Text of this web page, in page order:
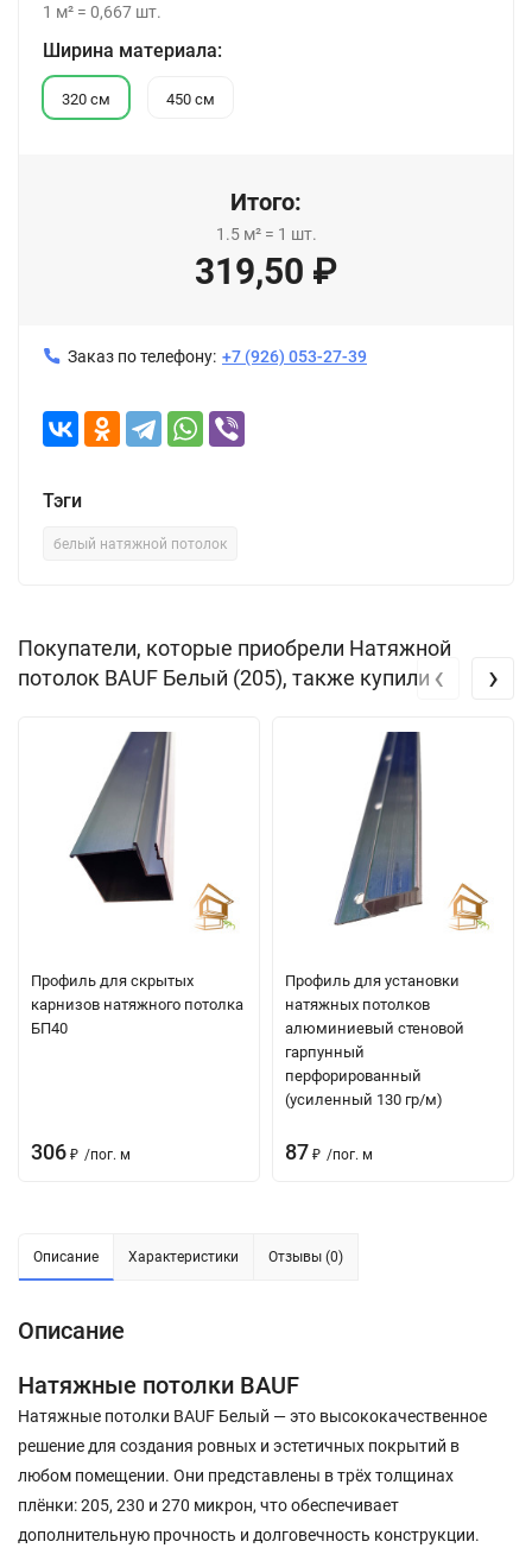
1 м² = 0,667 шт.
Ширина материала:
320 см 450 см
Итого:
1.5м²= 1 шт.
319,50 ₽
Заказ по телефону: +7 (926) 053-27-39
Тэги
белый натяжной потолок
Покупатели, которые приобрели Натяжной
потолок BAUF Белый (205), также купили
Профиль для скрытых
карнизов натяжного потолка
БП40
306 ₽ /пог. м
Профиль для установки
натяжных потолков
алюминиевый стеновой
гарпунный
перфорированный
(усиленный 130 гр/м)
87 ₽ /пог. м
‹ ›
Описание Характеристики Отзывы (0)
Описание
Натяжные потолки BAUF
Натяжные потолки BAUF Белый — это высококачественное
решение для создания ровных и эстетичных покрытий в
любом помещении. Они представлены в трёх толщинах
плёнки: 205, 230 и 270 микрон, что обеспечивает
дополнительную прочность и долговечность конструкции.